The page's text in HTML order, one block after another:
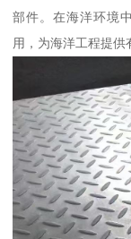
部件。在海洋环境
用，为海洋工程提供